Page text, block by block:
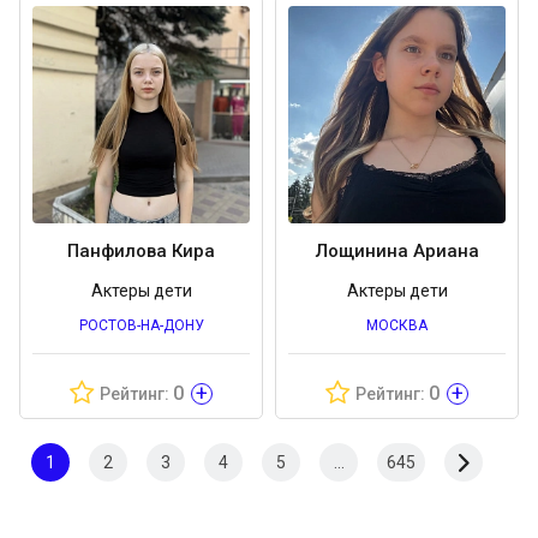
Панфилова Кира
Актеры дети
РОСТОВ-НА-ДОНУ
Рейтинг: 0 +
Лощинина Ариана
Актеры дети
МОСКВА
Рейтинг: 0 +
1 2 3 4 5 645